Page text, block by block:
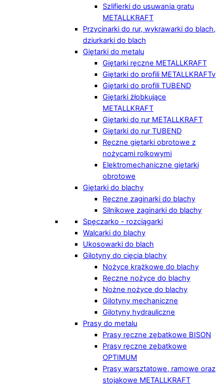
Szlifierki do usuwania gratu
METALLKRAFT
Przycinarki do rur, wykrawarki do blach,
dziurkarki do blach
Giętarki do metalu
Giętarki ręczne METALLKRAFT
Giętarki do profili METALLKRAFTv
Giętarki do profili TUBEND
Giętarki żłobkujące
METALLKRAFT
Giętarki do rur METALLKRAFT
Giętarki do rur TUBEND
Ręczne giętarki obrotowe z
nożycami rolkowymi
Elektromechaniczne giętarki
obrotowe
Giętarki do blachy
Ręczne zaginarki do blachy
Silnikowe zaginarki do blachy
Spęczarko - rozciągarki
Walcarki do blachy
Ukosowarki do blach
Gilotyny do cięcia blachy
Nożyce krążkowe do blachy
Ręczne nożyce do blachy
Nożne nożyce do blachy
Gilotyny mechaniczne
Gilotyny hydrauliczne
Prasy do metalu
Prasy ręczne zębatkowe BISON
Prasy ręczne zębatkowe
OPTIMUM
Prasy warsztatowe, ramowe oraz
stojakowe METALLKRAFT